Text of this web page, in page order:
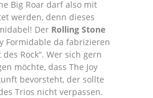
Big Roar darf also mit
werden, denn dieses
Der Rolling Stone
Formidable da fabrizieren
Rock“. Wer sich gern
möchte, dass The Joy
bevorsteht, der sollte
Trios nicht verpassen.